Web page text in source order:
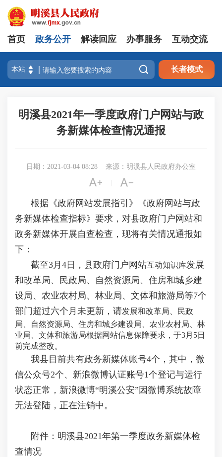
首页 政务公开 解读回应 办事服务 互动交流
 长者模式
明溪县2021年一季度政府门户网站与政
务新媒体检查情况通报
日期：2021-03-04 08:28 来源：明溪县人民政府办公室
 
根据《政府网站发展指引》《政府网站与政
务新媒体检查指标》要求，对县政府门户网站和
政务新媒体开展自查检查，现将有关情况通报如
下：
截至3月4日，县政府门户网站互动知识库发展
和改革局、民政局、自然资源局、住房和城乡建
设局、农业农村局、林业局、文体和旅游局等7个
部门超过六个月未更新，请发展和改革局、民政
局、自然资源局、 住房和城乡建设局 、农业农村局、林
业局、文体和旅游局根据网站信息保障要求，于3月5日
前完成整改。
我县目前共有政务新媒体账号4个，其中， 微
信公众号2个、新浪微博认证账号1个登记与运行
状态正常， 新浪微博“明溪公安”因微博系统故障
无法登陆，正在注销中。
附件：明溪县2021年第一季度政务新媒体检
查情况